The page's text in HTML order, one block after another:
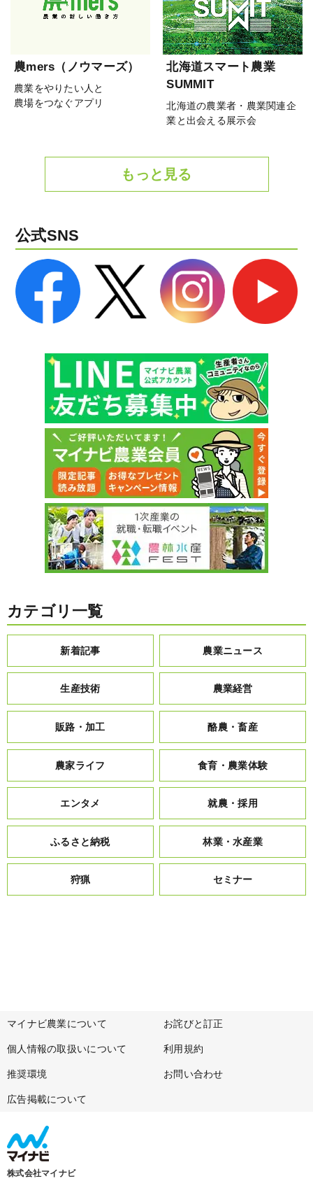
農mers（ノウマーズ）
農業をやりたい人と
農場をつなぐアプリ
北海道スマート農業
SUMMIT
北海道の農業者・農業関連企
業と出会える展示会
もっと見る
公式SNS
カテゴリ一覧
新着記事 農業ニュース
生産技術 農業経営
販路・加工 酪農・畜産
農家ライフ 食育・農業体験
エンタメ 就農・採用
ふるさと納税 林業・水産業
狩猟 セミナー
マイナビ農業について お詫びと訂正
個人情報の取扱いについて 利用規約
推奨環境 お問い合わせ
広告掲載について
株式会社マイナビ